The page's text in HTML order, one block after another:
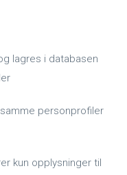
lagres i databasen
personprofiler
kun opplysninger til